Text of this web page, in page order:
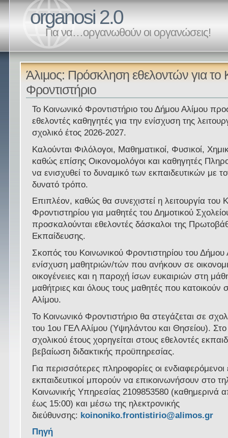
organosi 2.0
Για να…οργανωθούν οι οργανώσεις!
Άλιμος: Πρόσκληση εθελοντών για το
Φροντιστήριο
Το Κοινωνικό Φροντιστήριο του Δήμου Αλίμου
εθελοντές καθηγητές για την ενίσχυση της
σχολικό έτος 2026-2027.
Καλούνται Φιλόλογοι, Μαθηματικοί, Φυσικοί,
καθώς επίσης Οικονομολόγοι και καθηγητές
να ενισχυθεί το δυναμικό των εκπαιδευτικών με
δυνατό τρόπο.
Επιπλέον, καθώς θα συνεχιστεί η λειτουργία του
Φροντιστηρίου για μαθητές του Δημοτικού
προσκαλούνται εθελοντές δάσκαλοι της
Εκπαίδευσης.
Σκοπός του Κοινωνικού Φροντιστηρίου του Δήμου
ενίσχυση μαθητριών/τών που ανήκουν σε
οικογένειες και η παροχή ίσων ευκαιριών στη
μαθήτριες και όλους τους μαθητές που κατοικούν
Αλίμου.
Το Κοινωνικό Φροντιστήριο θα στεγάζεται σε
του 1ου ΓΕΛ Αλίμου (Υψηλάντου και Θησείου). Στο
σχολικού έτους χορηγείται στους εθελοντές
βεβαίωση διδακτικής προϋπηρεσίας.
Για περισσότερες πληροφορίες οι ενδιαφερόμενοι
εκπαιδευτικοί μπορούν να επικοινωνήσουν στο
Κοινωνικής Υπηρεσίας 2109853580 (καθημερινά
έως 15:00) και μέσω της ηλεκτρονικής
διεύθυνσης: koinoniko.frontistirio@alimos.gr
Πηγή